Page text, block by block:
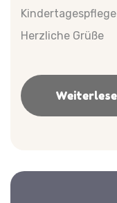
Herzliche Grüße